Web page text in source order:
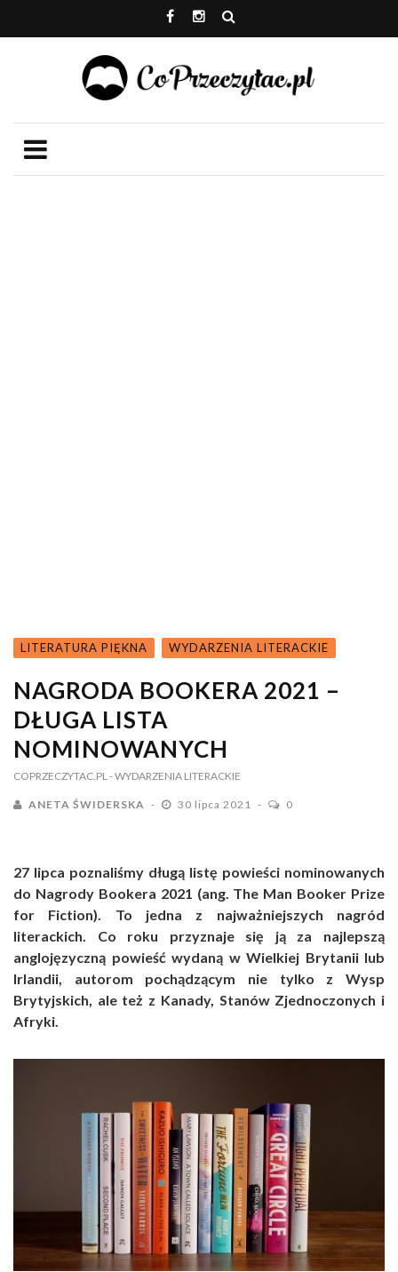
LITERATURA PIĘKNA WYDARZENIA LITERACKIE
NAGRODA BOOKERA 2021 –
DŁUGA LISTA
NOMINOWANYCH
COPRZECZYTAC.PL - WYDARZENIA LITERACKIE
ANETA ŚWIDERSKA 30 lipca 2021 0
27 lipca poznaliśmy długą listę powieści nominowanych
do Nagrody Bookera 2021 (ang. The Man Booker Prize
for Fiction). To jedna z najważniejszych nagród
literackich. Co roku przyznaje się ją za najlepszą
anglojęzyczną powieść wydaną w Wielkiej Brytanii lub
Irlandii, autorom pochądzącym nie tylko z Wysp
Brytyjskich, ale też z Kanady, Stanów Zjednoczonych i
Afryki.